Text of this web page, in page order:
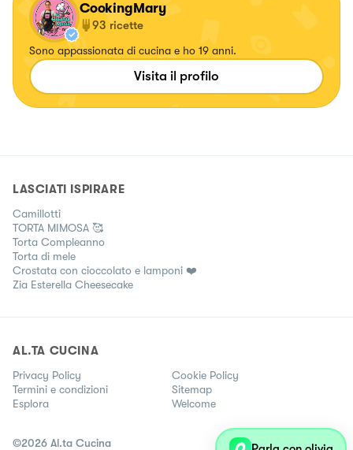
CookingMary
93 ricette
Sono appassionata di cucina e ho 19 anni.
Visita il profilo
LASCIATI ISPIRARE
Camillotti
TORTA MIMOSA 🥰
Torta Compleanno
Torta di mele
Crostata con cioccolato e lamponi ❤️
Zia Esterella Cheesecake
AL.TA CUCINA
Privacy Policy
Cookie Policy
Termini e condizioni
Sitemap
Esplora
Welcome
©2026 Al.ta Cucina